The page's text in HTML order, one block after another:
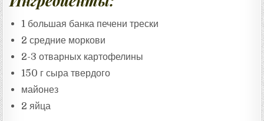
1 большая банка печени трески
2 средние моркови
2-3 отварных картофелины
150 г сыра твердого
майонез
2 яйца